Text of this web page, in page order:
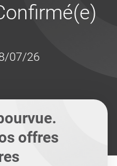
07/26
offres